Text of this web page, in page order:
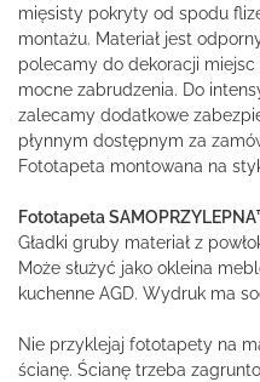
mięsisty pokryty od spodu
montażu. Materiał jest
polecamy do dekoracji
mocne zabrudzenia. Do
zalecamy dodatkowe
płynnym dostępnym za
Fototapeta montowana na
Fototapeta
Gładki gruby materiał z
Może służyć jako okleina
kuchenne AGD. Wydruk ma
Nie przyklejaj fototapety na
ścianę. Ścianę trzeba